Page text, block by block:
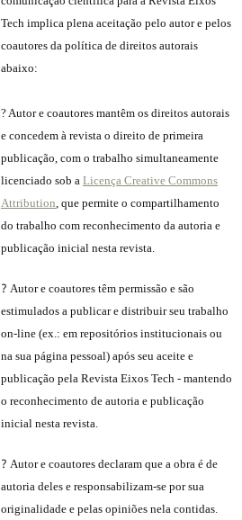
Tech implica plena aceitação pelo autor e pelos
coautores da política de direitos autorais
abaixo:
? Autor e coautores mantêm os direitos autorais
e concedem à revista o direito de primeira
publicação, com o trabalho simultaneamente
licenciado sob aLicença Creative Commons
Attribution , que permite o compartilhamento
do trabalho com reconhecimento da autoria e
publicação inicial nesta revista.
?Autor e coautores têm permissão e são
estimulados a publicar e distribuir seu trabalho
on-line (ex.: em repositórios institucionais ou
na sua página pessoal) após seu aceite e
publicação pela Revista Eixos Tech - mantendo
o reconhecimento de autoria e publicação
inicial nesta revista.
?Autor e coautores declaram que a obra é de
autoria deles e responsabilizam-se por sua
originalidade e pelas opiniões nela contidas.